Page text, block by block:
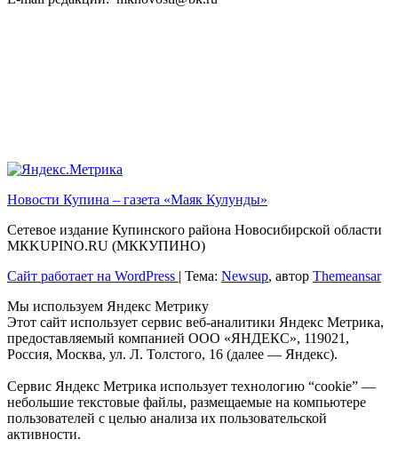
Новости Купина – газета «Маяк Кулунды»
Сетевое издание Купинского района Новосибирской области
МКKUPINO.RU (МККУПИНО)
Сайт работает на WordPress | Тема: Newsup, автор Themeansar
Мы используем Яндекс Метрику
Этот сайт использует сервис веб-аналитики Яндекс Метрика,
предоставляемый компанией ООО «ЯНДЕКС», 119021,
Россия, Москва, ул. Л. Толстого, 16 (далее — Яндекс).
Сервис Яндекс Метрика использует технологию “cookie” —
небольшие текстовые файлы, размещаемые на компьютере
пользователей с целью анализа их пользовательской
активности.